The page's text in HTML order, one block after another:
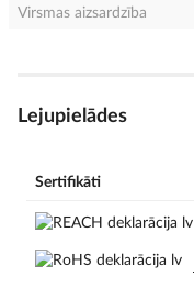
Virsmas aizsardzība
Lejupielādes
Sertifikāti